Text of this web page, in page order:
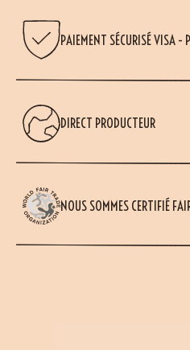
PAIEMENT SÉCURISÉ VISA -
DIRECT PRODUCTEUR
NOUS SOMMES CERTIFIÉ